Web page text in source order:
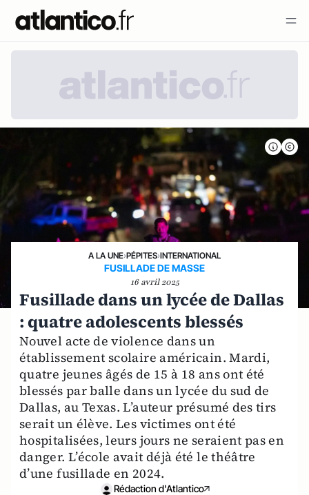
A LA UNE›PÉPITES›INTERNATIONAL
FUSILLADE DE MASSE
16 avril 2025
Fusillade dans un lycée de Dallas
: quatre adolescents blessés
Nouvel acte de violence dans un
établissement scolaire américain. Mardi,
quatre jeunes âgés de 15 à 18 ans ont été
blessés par balle dans un lycée du sud de
Dallas, au Texas. L’auteur présumé des tirs
serait un élève. Les victimes ont été
hospitalisées, leurs jours ne seraient pas en
danger. L’école avait déjà été le théâtre
d’une fusillade en 2024.
Rédaction d'Atlantico